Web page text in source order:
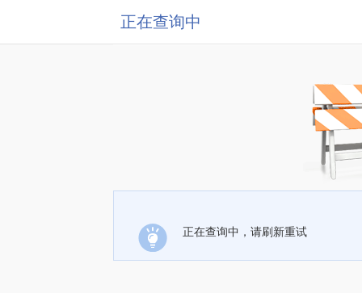
正在查询中
正在查询中，请刷新重试